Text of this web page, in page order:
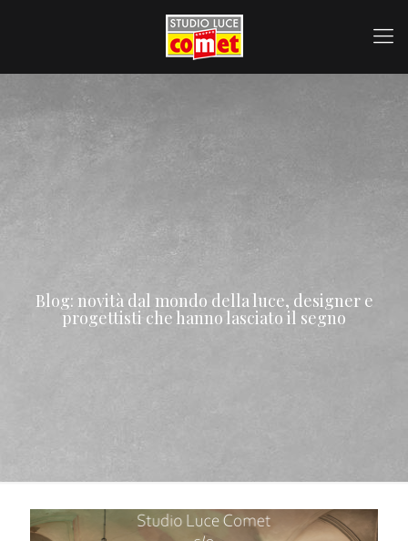
Blog: novità dal mondo della luce, designer e
progettisti che hanno lasciato il segno